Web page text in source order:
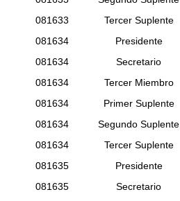
081633
Tercer Suplente
081634
Presidente
081634
Secretario
081634
Tercer Miembro
081634
Primer Suplente
081634
Segundo Suplente
081634
Tercer Suplente
081635
Presidente
081635
Secretario